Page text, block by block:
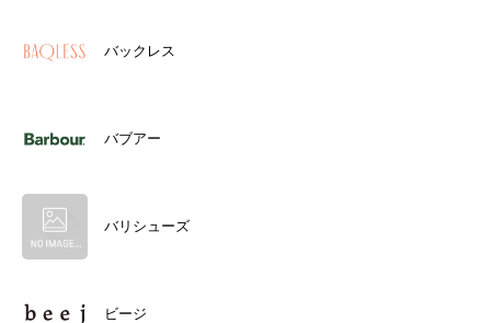
バックレス
バブアー
バリシューズ
ビージ